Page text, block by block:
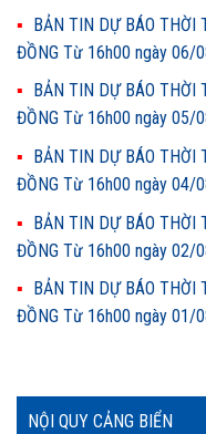
NỘI QUY CẢNG BIỂN
BẢN TIN DỰ BÁO THỜI
ĐỒNG Từ 16h00 ngày 06/
BẢN TIN DỰ BÁO THỜI
ĐỒNG Từ 16h00 ngày 05/
BẢN TIN DỰ BÁO THỜI
ĐỒNG Từ 16h00 ngày 04/
BẢN TIN DỰ BÁO THỜI
ĐỒNG Từ 16h00 ngày 02/
BẢN TIN DỰ BÁO THỜI
ĐỒNG Từ 16h00 ngày 01/